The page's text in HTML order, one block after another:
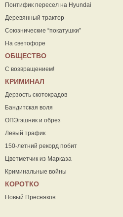
Понтифик пересел на Hyundai
Деревянный трактор
Союзнические “покатушки”
На светофоре
ОБЩЕСТВО
С возвращением!
КРИМИНАЛ
Дерзость скотокрадов
Бандитская воля
ОПЭгэшник и обрез
Левый трафик
150-летний рекорд побит
Цветметчик из Марказа
Криминальные войны
КОРОТКО
Новый Пресняков